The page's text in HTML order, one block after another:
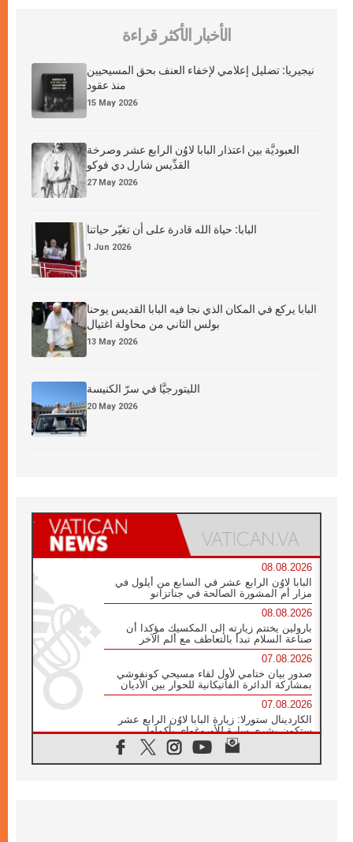
الأخبار الأكثر قراءة
نيجيريا: تضليل إعلامي لإخفاء العنف بحق المسيحيين
منذ عقود
15 May 2026
العبوديَّة بين اعتذار البابا لاوُن الرابع عشر وصرخة
القدِّيس شارل دي فوكو
27 May 2026
البابا: حياة الله قادرة على أن تغيّر حياتنا
1 Jun 2026
البابا يركع في المكان الذي نجا فيه البابا القديس يوحنا
بولس الثاني من محاولة اغتيال
13 May 2026
الليتورجيَّا في سرّ الكنيسة
20 May 2026
08.08.2026
البابا لاوُن الرابع عشر في السابع من أيلول في
مزار أم المشورة الصالحة في جناتزانو
08.08.2026
بارولين يختتم زيارته إلى المكسيك مؤكدا أن
صناعة السلام تبدأ بالتعاطف مع ألم الآخر
07.08.2026
صدور بيان ختامي لأول لقاء مسيحي كونفوشي
بمشاركة الدائرة الفاتيكانية للحوار بين الأديان
07.08.2026
الكاردينال ستورلا: زيارة البابا لاوُن الرابع عشر
ستكون بشرى سارة للأوروغواي بأكملها
الفاتيكان يعلن برنامج الزيارة الرسولية للبابا لاوُن